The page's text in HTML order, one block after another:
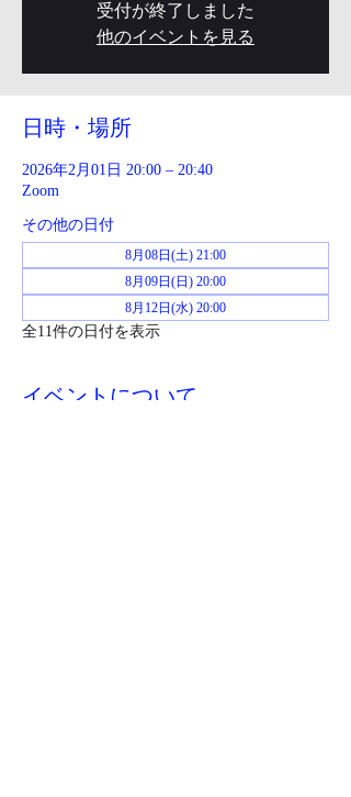
受付が終了しました
他のイベントを見る
日時・場所
2026年2月01日 20:00 – 20:40
Zoom
その他の日付
8月08日(土) 21:00
8月09日(日) 20:00
8月12日(水) 20:00
全11件の日付を表示
イベントについて